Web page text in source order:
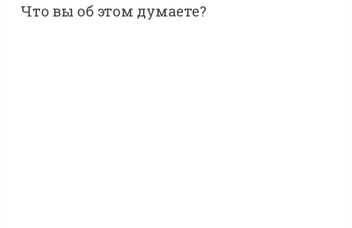
Что вы об этом думаете?